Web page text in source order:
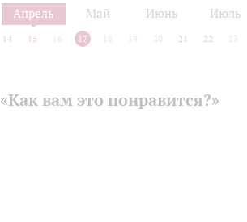
Апрель Май Июнь Июль
14 15 16 17 18 19 20 21 22 23
«Как вам это понравится?»